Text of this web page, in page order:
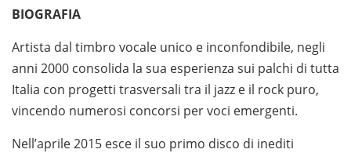
BIOGRAFIA
Artista dal timbro vocale unico e inconfondibile, negli
anni 2000 consolida la sua esperienza sui palchi di tutta
Italia con progetti trasversali tra il jazz e il rock puro,
vincendo numerosi concorsi per voci emergenti.
Nell’aprile 2015 esce il suo primo disco di inediti